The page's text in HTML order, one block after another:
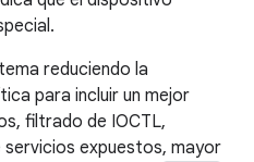
reduciendo la
para incluir un mejor
filtrado de IOCTL,
servicios expuestos, mayor